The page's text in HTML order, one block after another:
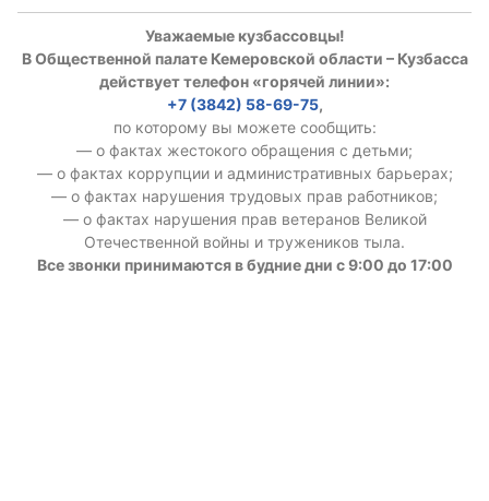
Уважаемые кузбассовцы!
В Общественной палате Кемеровской области – Кузбасса
действует телефон «горячей линии»:
+7 (3842) 58-69-75,
по которому вы можете сообщить:
— о фактах жестокого обращения с детьми;
— о фактах коррупции и административных барьерах;
— о фактах нарушения трудовых прав работников;
— о фактах нарушения прав ветеранов Великой
Отечественной войны и тружеников тыла.
Все звонки принимаются в будние дни с 9:00 до 17:00